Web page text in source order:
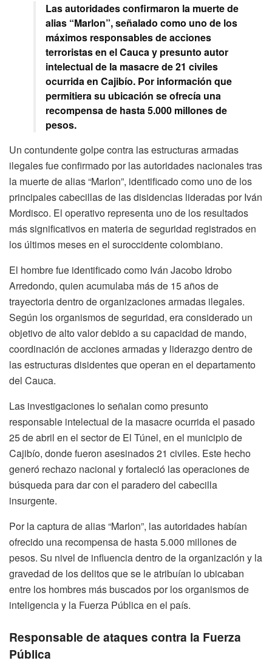
Las autoridades confirmaron la muerte de
alias “Marlon”, señalado como uno de los
máximos responsables de acciones
terroristas en el Cauca y presunto autor
intelectual de la masacre de 21 civiles
ocurrida en Cajibío. Por información que
permitiera su ubicación se ofrecía una
recompensa de hasta 5.000 millones de
pesos.
Un contundente golpe contra las estructuras armadas
ilegales fue confirmado por las autoridades nacionales tras
la muerte de alias “Marlon”, identificado como uno de los
principales cabecillas de las disidencias lideradas por Iván
Mordisco. El operativo representa uno de los resultados
más significativos en materia de seguridad registrados en
los últimos meses en el suroccidente colombiano.
El hombre fue identificado como Iván Jacobo Idrobo
Arredondo, quien acumulaba más de 15 años de
trayectoria dentro de organizaciones armadas ilegales.
Según los organismos de seguridad, era considerado un
objetivo de alto valor debido a su capacidad de mando,
coordinación de acciones armadas y liderazgo dentro de
las estructuras disidentes que operan en el departamento
del Cauca.
Las investigaciones lo señalan como presunto
responsable intelectual de la masacre ocurrida el pasado
25 de abril en el sector de El Túnel, en el municipio de
Cajibío, donde fueron asesinados 21 civiles. Este hecho
generó rechazo nacional y fortaleció las operaciones de
búsqueda para dar con el paradero del cabecilla
insurgente.
Por la captura de alias “Marlon”, las autoridades habían
ofrecido una recompensa de hasta 5.000 millones de
pesos. Su nivel de influencia dentro de la organización y la
gravedad de los delitos que se le atribuían lo ubicaban
entre los hombres más buscados por los organismos de
inteligencia y la Fuerza Pública en el país.
Responsable de ataques contra la Fuerza
Pública